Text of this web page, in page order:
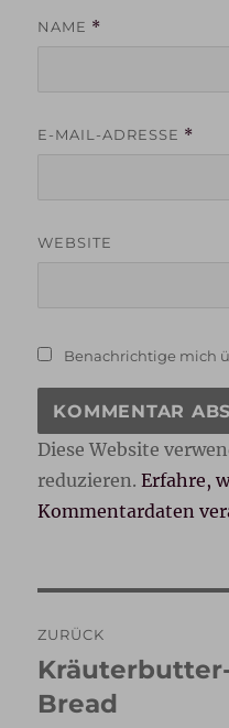
NAME *
E-MAIL-ADRESSE *
WEBSITE
Benachrichtige mich
Diese Website
reduzieren.Erfahre,
Kommentardaten
ZURÜCK
Vorheriger
Beitrag:
Bread